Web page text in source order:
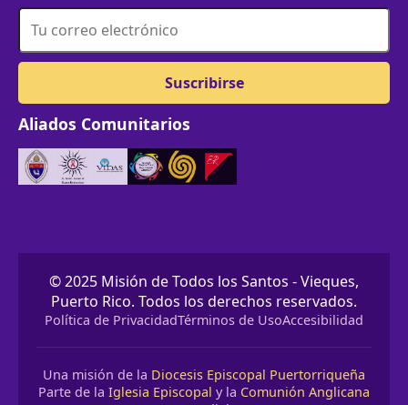
Aliados Comunitarios
© 2025 Misión de Todos los Santos - Vieques,
Puerto Rico. Todos los derechos reservados.
Política de PrivacidadTérminos de UsoAccesibilidad
Una misión de la Diocesis Episcopal Puertorriqueña
Parte de la Iglesia Episcopal y la Comunión Anglicana